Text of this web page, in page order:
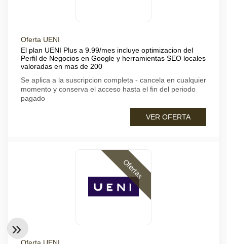
Oferta UENI
El plan UENI Plus a 9.99/mes incluye optimizacion del
Perfil de Negocios en Google y herramientas SEO locales
valoradas en mas de 200
Se aplica a la suscripcion completa - cancela en cualquier
momento y conserva el acceso hasta el fin del periodo
pagado
VER OFERTA
Ofertas